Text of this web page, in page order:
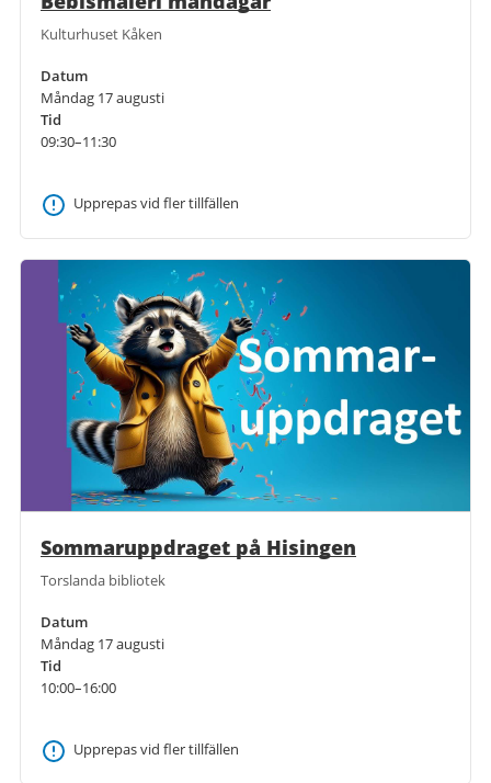
Kulturhuset Kåken
Datum
Måndag 17 augusti
Tid
09:30–11:30
Upprepas vid fler tillfällen
Sommaruppdraget på Hisingen
Torslanda bibliotek
Datum
Måndag 17 augusti
Tid
10:00–16:00
Upprepas vid fler tillfällen